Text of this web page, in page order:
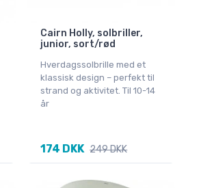
Cairn Holly, solbriller,
junior, sort/rød
Hverdagssolbrille med et
klassisk design – perfekt til
strand og aktivitet. Til 10-14
år
174 DKK 249 DKK